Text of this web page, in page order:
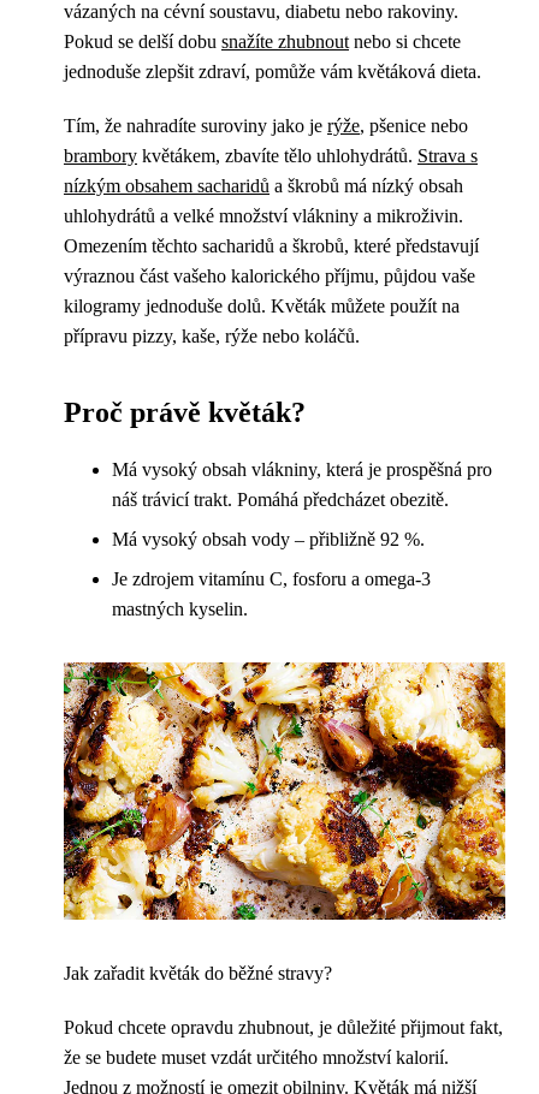
vázaných na cévní soustavu, diabetu nebo rakoviny.
Pokud se delší dobu snažíte zhubnoutnebo si chcete
jednoduše zlepšit zdraví, pomůže vám květáková dieta.
Tím, že nahradíte suroviny jako je rýže, pšenice nebo
brambory květákem, zbavíte tělo uhlohydrátů. Strava s
nízkým obsahem sacharidů a škrobů má nízký obsah
uhlohydrátů a velké množství vlákniny a mikroživin.
Omezením těchto sacharidů a škrobů, které představují
výraznou část vašeho kalorického příjmu, půjdou vaše
kilogramy jednoduše dolů. Květák můžete použít na
přípravu pizzy, kaše, rýže nebo koláčů.
Proč právě květák?
Má vysoký obsah vlákniny, která je prospěšná pro
náš trávicí trakt. Pomáhá předcházet obezitě.
Má vysoký obsah vody – přibližně 92 %.
Je zdrojem vitamínu C, fosforu a omega-3
mastných kyselin.
Jak zařadit květák do běžné stravy?
Pokud chcete opravdu zhubnout, je důležité přijmout fakt,
že se budete muset vzdát určitého množství kalorií.
Jednou z možností je omezit obilniny. Květák má nižší